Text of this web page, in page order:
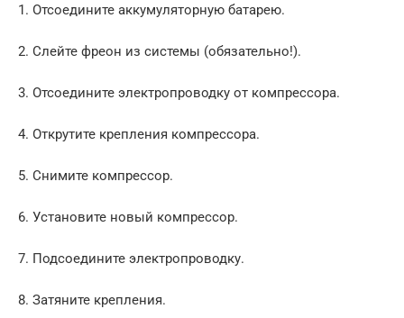
1. Отсоедините аккумуляторную батарею.
2. Слейте фреон из системы (обязательно!).
3. Отсоедините электропроводку от компрессора.
4. Открутите крепления компрессора.
5. Снимите компрессор.
6. Установите новый компрессор.
7. Подсоедините электропроводку.
8. Затяните крепления.